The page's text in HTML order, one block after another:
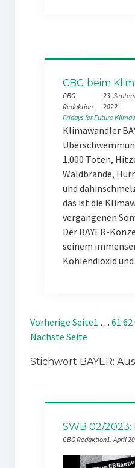
CBG beim
CBG
Redaktion
23.
2022
Fridays for Future
Klimawandler
1.000 Toten,
Waldbrände,
und
das ist die
vergangenen
Der BAYER-
seinem
Kohlendioxid
Vorherige Seite1 … 61 62
Nächste Seite
Stichwort BAYER:
SWB 02/2023:
CBG Redaktion1. April